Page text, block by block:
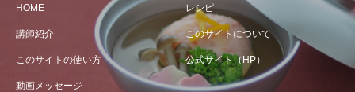
HOME レシピ
講師紹介 このサイトについて
このサイトの使い方 公式サイト（HP）
動画メッセージ